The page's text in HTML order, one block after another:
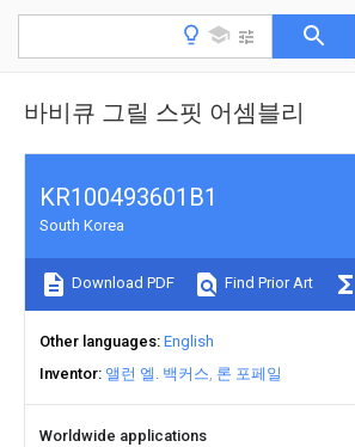
바비큐 그릴 스핏 어셈블리
KR100493601B1
South Korea
Download PDF Find Prior Art
Other languages English
Inventor 앨런 엘. 백커스 론 포페일
Worldwide applications